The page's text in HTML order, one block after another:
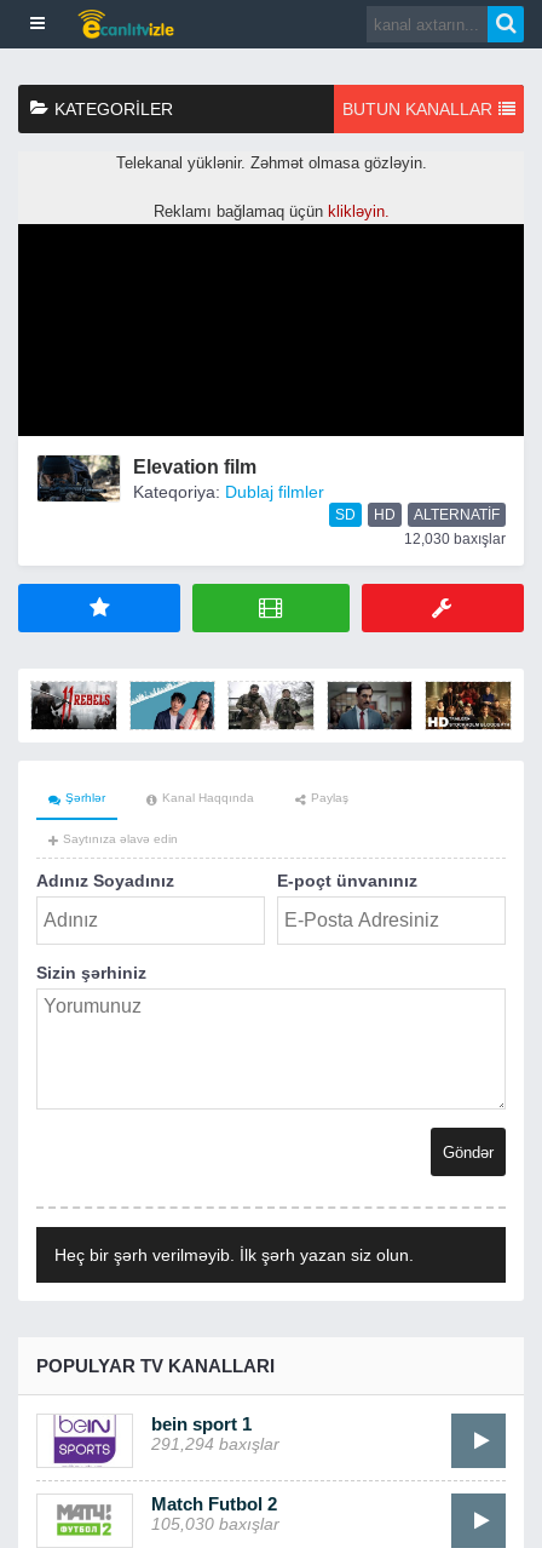
KATEGORILER BUTUN KANALLAR
Elevation film
Kateqoriya: Dublaj filmler
SD HD
ALTERNATIF
12,030 baxışlar
Şərhlər Kanal Haqqında Paylaş
Saytınıza əlavə edin
Adınız Soyadınız E-poçt ünvanınız
Sizin şərhiniz
Heç bir şərh verilməyib. İlk şərh yazan siz olun.
POPULYAR TV KANALLARI
bein sport 1
291,294 baxışlar
Match Futbol 2
105,030 baxışlar